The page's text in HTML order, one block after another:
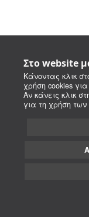
Στο website
Κάνοντας κλικ
χρήση cookies
Αν κάνεις κλικ
για τη χρήση